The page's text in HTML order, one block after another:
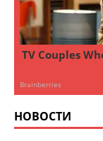
НОВОСТИ